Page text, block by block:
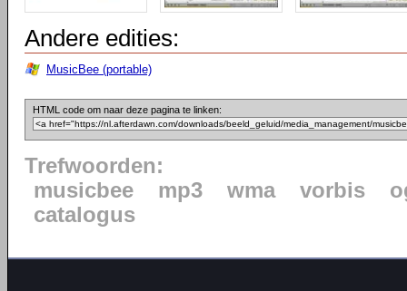
Andere edities:
MusicBee (portable)
HTML code om naar deze pagina te linken:
Trefwoorden:
musicbee
mp3 wma vorbis
catalogus